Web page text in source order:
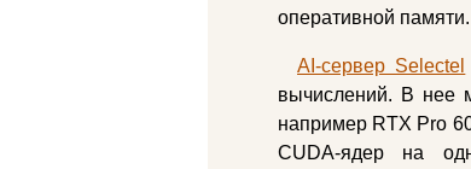
оперативной памяти.
AI-сервер Selectel
вычислений. В нее
например RTX Pro
CUDA-ядер на